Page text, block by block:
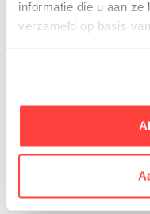
informatie die u aan
verzameld op basis